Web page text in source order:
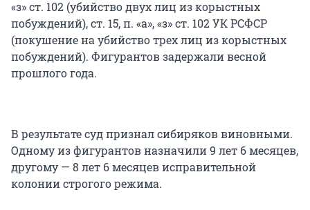
«з» ст. 102 (убийство двух лиц из корыстных
побуждений), ст. 15, п. «а», «з» ст. 102 УК РСФСР
(покушение на убийство трех лиц из корыстных
побуждений). Фигурантов задержали весной
прошлого года.
В результате суд признал сибиряков виновными.
Одному из фигурантов назначили 9 лет 6 месяцев,
другому — 8 лет 6 месяцев исправительной
колонии строгого режима.